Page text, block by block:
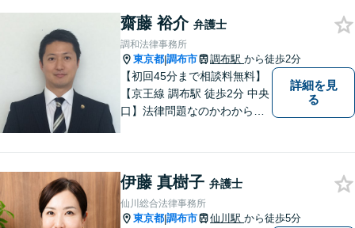
齋藤 裕介 弁護士
調和法律事務所
東京都|調布市 調布駅 から徒歩2分
【初回45分まで相談料無料】
【京王線 調布駅 徒歩2分 中央
口】法律問題なのかわからな
能です。 おひとりで悩まず、
まずはご相談ください。
詳細を見
る
伊藤 真樹子 弁護士
仙川総合法律事務所
東京都|調布市 仙川駅 から徒歩5分